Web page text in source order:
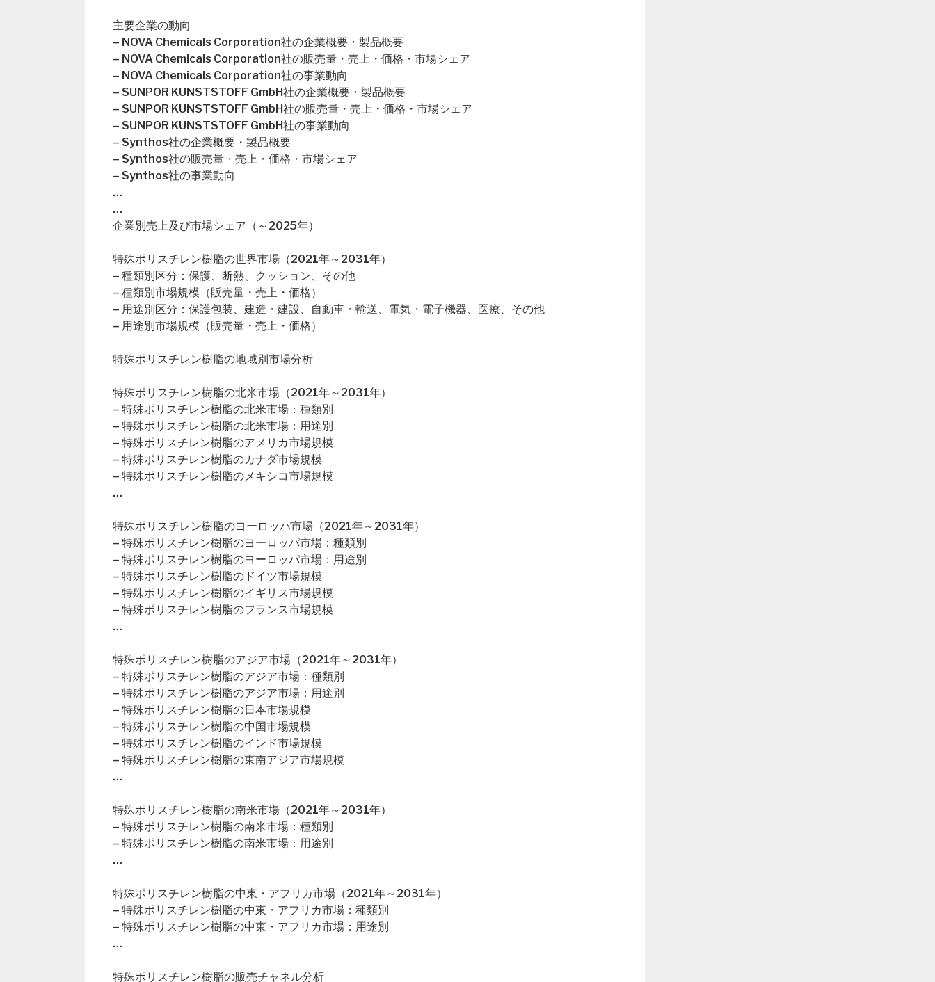
主要企業の動向
– NOVA Chemicals Corporation社の企業概要・製品概要
– NOVA Chemicals Corporation社の販売量・売上・価格・市場シェア
– NOVA Chemicals Corporation社の事業動向
– SUNPOR KUNSTSTOFF GmbH社の企業概要・製品概要
– SUNPOR KUNSTSTOFF GmbH社の販売量・売上・価格・市場シェア
– SUNPOR KUNSTSTOFF GmbH社の事業動向
– Synthos社の企業概要・製品概要
– Synthos社の販売量・売上・価格・市場シェア
– Synthos社の事業動向
…
…
企業別売上及び市場シェア（～2025年）
特殊ポリスチレン樹脂の世界市場（2021年～2031年）
– 種類別区分：保護、断熱、クッション、その他
– 種類別市場規模（販売量・売上・価格）
– 用途別区分：保護包装、建造・建設、自動車・輸送、電気・電子機器、医療、その他
– 用途別市場規模（販売量・売上・価格）
特殊ポリスチレン樹脂の地域別市場分析
特殊ポリスチレン樹脂の北米市場（2021年～2031年）
– 特殊ポリスチレン樹脂の北米市場：種類別
– 特殊ポリスチレン樹脂の北米市場：用途別
– 特殊ポリスチレン樹脂のアメリカ市場規模
– 特殊ポリスチレン樹脂のカナダ市場規模
– 特殊ポリスチレン樹脂のメキシコ市場規模
…
特殊ポリスチレン樹脂のヨーロッパ市場（2021年～2031年）
– 特殊ポリスチレン樹脂のヨーロッパ市場：種類別
– 特殊ポリスチレン樹脂のヨーロッパ市場：用途別
– 特殊ポリスチレン樹脂のドイツ市場規模
– 特殊ポリスチレン樹脂のイギリス市場規模
– 特殊ポリスチレン樹脂のフランス市場規模
…
特殊ポリスチレン樹脂のアジア市場（2021年～2031年）
– 特殊ポリスチレン樹脂のアジア市場：種類別
– 特殊ポリスチレン樹脂のアジア市場：用途別
– 特殊ポリスチレン樹脂の日本市場規模
– 特殊ポリスチレン樹脂の中国市場規模
– 特殊ポリスチレン樹脂のインド市場規模
– 特殊ポリスチレン樹脂の東南アジア市場規模
…
特殊ポリスチレン樹脂の南米市場（2021年～2031年）
– 特殊ポリスチレン樹脂の南米市場：種類別
– 特殊ポリスチレン樹脂の南米市場：用途別
…
特殊ポリスチレン樹脂の中東・アフリカ市場（2021年～2031年）
– 特殊ポリスチレン樹脂の中東・アフリカ市場：種類別
– 特殊ポリスチレン樹脂の中東・アフリカ市場：用途別
…
特殊ポリスチレン樹脂の販売チャネル分析